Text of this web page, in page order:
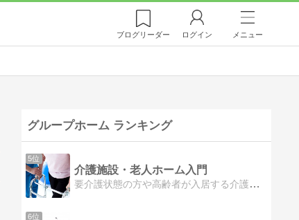
ブログリーダー ログイン メニュー
グループホーム ランキング
5位
介護施設・老人ホーム入門
要介護状態の方や高齢者が入居する介護施設・老人ホームを調査、研究、発信しています。介護施設・老人ホーム・サービス付き高齢者向け住宅などの探し方、老後生活を送るための資金や生活支援、介護保険サービスの利用方法の情報。
6位